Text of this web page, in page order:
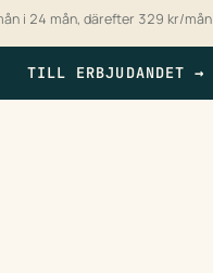
i 24 mån, därefter 329 kr/mån
TILL ERBJUDANDET→